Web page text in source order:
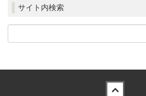
サイト内検索